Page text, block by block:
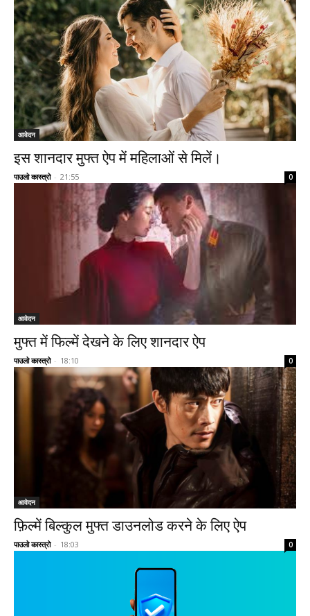
आवेदन
इस शानदार मुफ्त ऐप में महिलाओं से मिलें।
पाउलो कास्त्रो - 21:55 0
आवेदन
मुफ्त में फिल्में देखने के लिए शानदार ऐप
पाउलो कास्त्रो - 18:10 0
आवेदन
फ़िल्में बिल्कुल मुफ्त डाउनलोड करने के लिए ऐप
पाउलो कास्त्रो - 18:03 0